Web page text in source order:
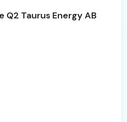
Q2 Taurus Energy AB